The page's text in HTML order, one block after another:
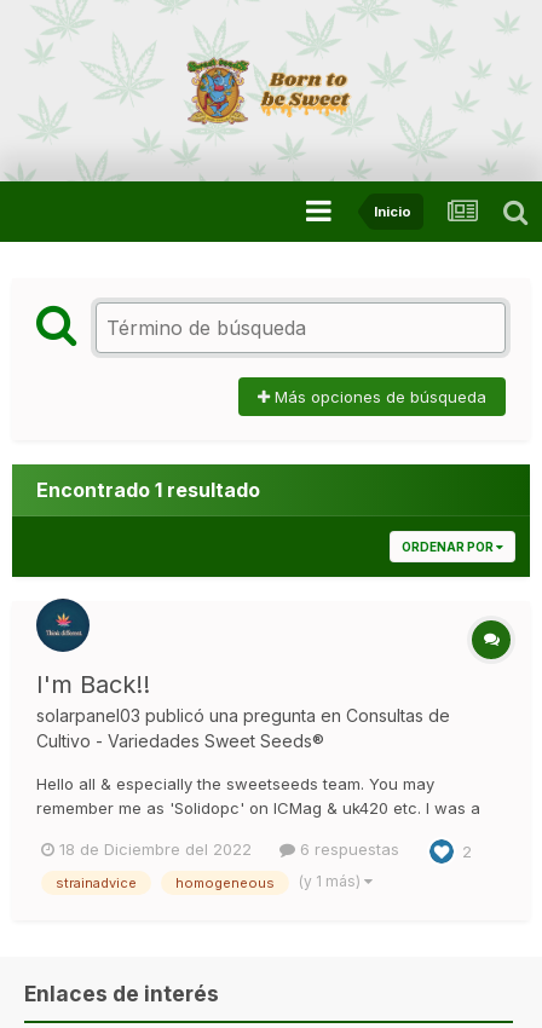
Inicio
Más opciones de búsqueda
Encontrado 1 resultado
ORDENAR POR
I'm Back!!
solarpanel03 publicó una pregunta en Consultas de
Cultivo - Variedades Sweet Seeds®
Hello all & especially the sweetseeds team. You may
remember me as 'Solidopc' on ICMag & uk420 etc. I was a
Jack 47, Sweet Tai, Psicodelicia, Green Poison, Sweet
Afghani & more. This was 11yrs back now. & after my hiatus.
18 de Diciembre del 2022 6 respuestas 2
strainadvice homogeneous (y 1 más)
Enlaces de interés